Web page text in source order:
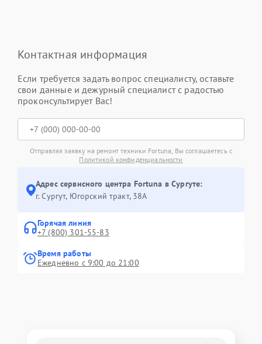
Контактная информация
Если требуется задать вопрос специалисту, оставьте
свои данные и дежурный специалист с радостью
проконсультирует Вас!
Отправляя заявку на ремонт техники Fortuna, Вы соглашаетесь с
Политикой конфиденциальности
Адрес сервисного центра Fortuna в Сургуте:
г. Сургут, Югорский тракт, 38А
Горячая линия
+7 (800) 301-55-83
Время работы
Ежедневно с 9:00 до 21:00